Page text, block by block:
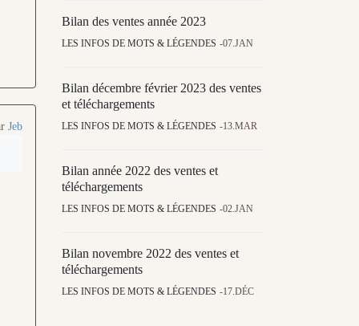
Jeb
Bilan des ventes année 2023
LES INFOS DE MOTS & LÉGENDES 07.JAN
Bilan décembre février 2023 des ventes
et téléchargements
LES INFOS DE MOTS & LÉGENDES 13.MAR
Bilan année 2022 des ventes et
téléchargements
LES INFOS DE MOTS & LÉGENDES 02.JAN
Bilan novembre 2022 des ventes et
téléchargements
LES INFOS DE MOTS & LÉGENDES 17.DÉC